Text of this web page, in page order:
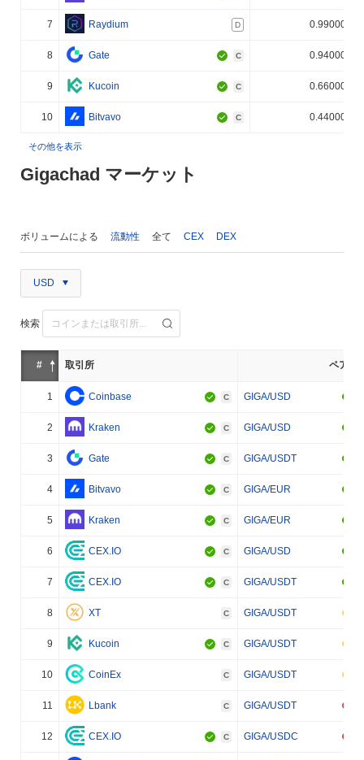
7 Raydium D 0.990000%
8 Gate C 0.940000%
9 Kucoin C 0.660000%
10 Bitvavo C 0.440000%
その他を表示
Gigachad マーケット
ボリュームによる 流動性 全て CEX DEX
USD
検索
# 取引所 ペア
1 Coinbase C GIGA/USD
2 Kraken C GIGA/USD
3 Gate C GIGA/USDT
4 Bitvavo C GIGA/EUR
5 Kraken C GIGA/EUR
6 CEX.IO C GIGA/USD
7 CEX.IO C GIGA/USDT
8 XT C GIGA/USDT
9 Kucoin C GIGA/USDT
10 CoinEx C GIGA/USDT
11 Lbank C GIGA/USDT
12 CEX.IO C GIGA/USDC